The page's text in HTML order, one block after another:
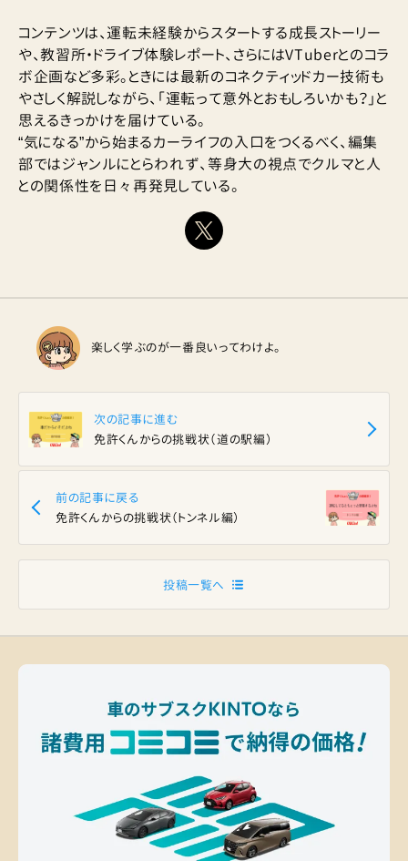
コンテンツは、運転未経験からスタートする成長ストーリー
や、教習所・ドライブ体験レポート、さらにはVTuberとのコラ
ボ企画など多彩。ときには最新のコネクティッドカー技術も
やさしく解説しながら、「運転って意外とおもしろいかも？」と
思えるきっかけを届けている。
“気になる”から始まるカーライフの入口をつくるべく、編集
部ではジャンルにとらわれず、等身大の視点でクルマと人
との関係性を日々再発見している。
楽しく学ぶのが一番良いってわけよ。
前の記事に戻る
免許くんからの挑戦状（トンネル編）
次の記事に進む
免許くんからの挑戦状（道の駅編）
投稿一覧へ